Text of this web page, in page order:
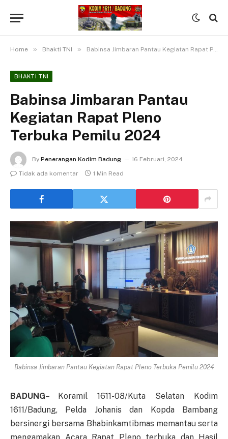
Home » Bhakti TNI » Babinsa Jimbaran Pantau Kegiatan Rapat Pleno Terbuka Pemilu 2024
BHAKTI TNI
Babinsa Jimbaran Pantau
Kegiatan Rapat Pleno
Terbuka Pemilu 2024
By Penerangan Kodim Badung
16 Februari, 2024
Tidak ada komentar
1 Min Read
Babinsa Jimbaran Pantau Kegiatan Rapat Pleno Terbuka Pemilu 2024
BADUNG– Koramil 1611-08/Kuta Selatan Kodim
1611/Badung, Pelda Johanis dan Kopda Bambang
bersinergi bersama Bhabinkamtibmas memantau serta